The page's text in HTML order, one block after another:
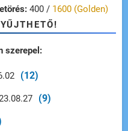
400 / 1600 (Golden)
szerepel:
(12)
(9)